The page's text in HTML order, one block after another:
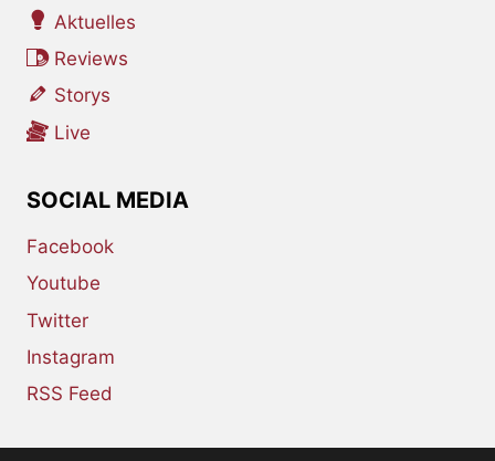
Aktuelles
Reviews
Storys
Live
SOCIAL MEDIA
Facebook
Youtube
Twitter
Instagram
RSS Feed